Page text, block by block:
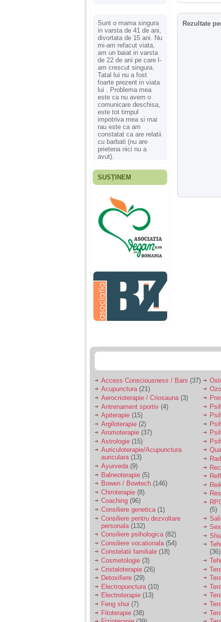
Sunt o mama singura
in varsta de 41 de ani,
divortata de 15 ani. Nu
mi-am refacut viata,
am un baiat in varsta
de 22 de ani pe care l-
am crescut singura.
Tatal lui nu a fost
foarte prezent in viata
lui . Problema mea
este ca nu avem o
comunicare deschisa,
este tot timpul
impotriva mea si mai
rau este ca am
constatat ca are relatii
cu barbati (nu are
prietena nici nu a
avut).
Fiica mea s-a nascut
ani, privind in urma
realizez cat de multe
greseli am facut in
educatia si cresterea
ei, am fost o mama
egoista, preocupata
de implinirea
profesionala, cand ea
era mica am neglijat-
agresiva, orice
greseala era taxata cu
o palma sau pedepse.
De 4 ani am o relatie
serioasa cu un barbat
sa se manifeste o
Ma aflu aici pentru ca
vreau sa stiu daca am
nevoie de un psiholog
sau psihiatru.
Sunt casatorita, am
31 de ani si un copil in
varsta de 2 ani care
mi-e lumina ochilor.
De ceva timp simt ca
mi s-a adunat
oboseala, o oboseala
cronica de care nu pot
scapa si simt ca din
cauza ei nu pot
controla nervii si
cateodata are copilul
de suferit.
Am o bariera peste
care nu pot trece:
prietena mea a ramas
insarcinata cu o fata.
Am fost de comun
acord sa facem un
copil, cu gandul ca e
baiat.
SUSȚINEM
Rezultate
Access Consciousness / Bars (37)
Acupunctura(21)
Aerocrioterapie / Criosauna (3)
Antrenament sportiv (4)
Apiterapie (15)
Argiloterapie (2)
Aromoterapie (37)
Astrologie (15)
Auriculoterapie/Acupunctura
auriculara(13)
Ayurveda(9)
Balneoterapie (5)
Bowen / Bowtech (146)
Chiroterapie (8)
Coaching (96)
Consiliere genetica(1)
Consiliere pentru dezvoltare
personala (132)
Consiliere psihologica(82)
Consiliere vocationala (54)
Constelatii familiale (18)
Cosmetologie (3)
Cristaloterapie (26)
Detoxifiere (29)
Electropunctura (10)
Electroterapie (13)
Feng shui (7)
Fitoterapie (38)
(5)
(36)